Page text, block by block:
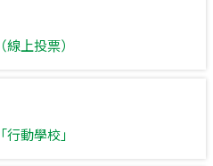
上投票）
動學校」